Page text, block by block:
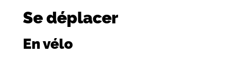
Se déplacer
En vélo